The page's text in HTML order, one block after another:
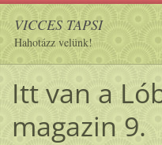
VICCES TAPSI
Hahotázz velünk!
Itt van a
magazin 9.